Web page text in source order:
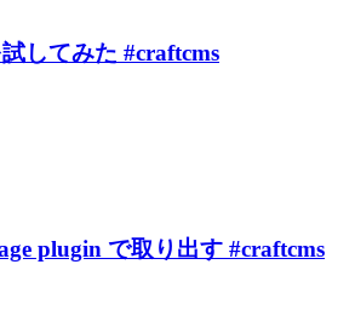
してみた #craftcms
plugin で取り出す #craftcms